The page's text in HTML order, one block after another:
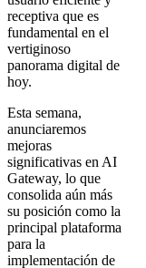
receptiva que es
fundamental en el
vertiginoso
panorama digital de
hoy.
Esta semana,
anunciaremos
mejoras
significativas en AI
Gateway, lo que
consolida aún más
su posición como la
principal plataforma
para la
implementación de